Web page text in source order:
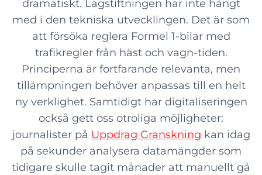
dramatiskt. Lagstiftningen har inte hängt
med i den tekniska utvecklingen. Det är som
att försöka reglera Formel 1-bilar med
trafikregler från häst och vagn-tiden.
Principerna är fortfarande relevanta, men
tillämpningen behöver anpassas till en helt
ny verklighet. Samtidigt har digitaliseringen
också gett oss otroliga möjligheter:
journalister på Uppdrag Granskning kan idag
på sekunder analysera datamängder som
tidigare skulle tagit månader att manuellt gå